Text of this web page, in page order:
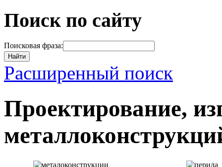
Поиск по сайту
Поисковая фраза:
Найти
Расширенный поиск
Проектирование,